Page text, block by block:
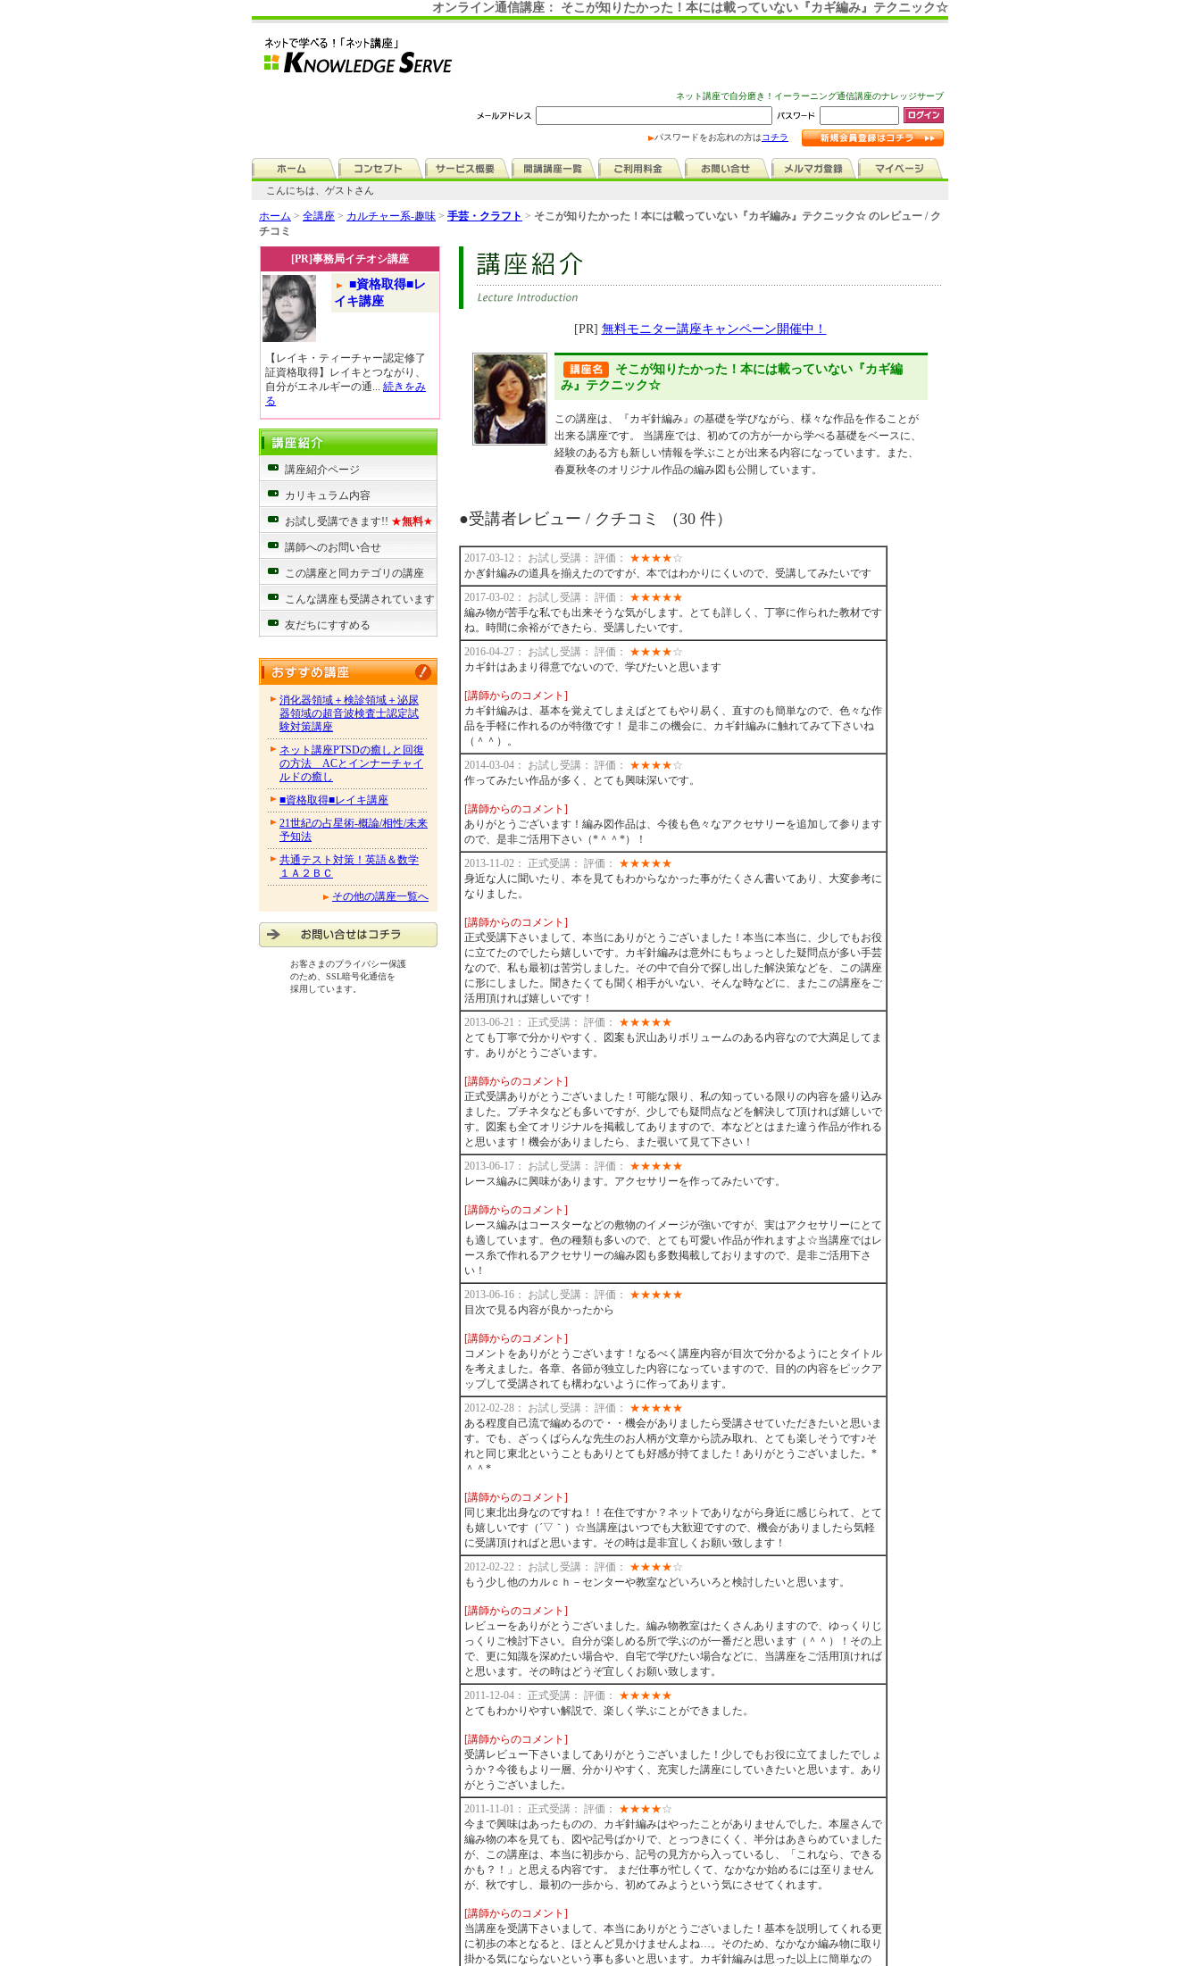
オンライン通信講座： そこが知りたかった！本には載っていない『カギ編み』テクニック☆
ネット講座で自分磨き！イーラーニング通信講座のナレッジサーブ
パスワードをお忘れの方はコチラ
こんにちは、ゲストさん
ホーム > 全講座 > カルチャー系-趣味 > 手芸・クラフト > そこが知りたかった！本には載っていない『カギ編み』テクニック☆ のレビュー / ク
チコミ
[PR]事務局イチオシ講座
■資格取得■レ
イキ講座
【レイキ・ティーチャー認定修了
証資格取得】レイキとつながり、
自分がエネルギーの通... 続きをみ
る
講座紹介ページ
カリキュラム内容
お試し受講できます!! ★無料★
講師へのお問い合せ
この講座と同カテゴリの講座
こんな講座も受講されています
友だちにすすめる
消化器領域＋検診領域＋泌尿
器領域の超音波検査士認定試
験対策講座
ネット講座PTSDの癒しと回復
の方法 ACとインナーチャイ
ルドの癒し
■資格取得■レイキ講座
21世紀の占星術-概論/相性/未来
予知法
共通テスト対策！英語＆数学
１Ａ２ＢＣ
その他の講座一覧へ
お客さまのプライバシー保護
のため、SSL暗号化通信を
採用しています。
[PR] 無料モニター講座キャンペーン開催中！
そこが知りたかった！本には載っていない『カギ編
み』テクニック☆
この講座は、『カギ針編み』の基礎を学びながら、様々な作品を作ることが
出来る講座です。 当講座では、初めての方が一から学べる基礎をベースに、
経験のある方も新しい情報を学ぶことが出来る内容になっています。また、
春夏秋冬のオリジナル作品の編み図も公開しています。
●受講者レビュー / クチコミ （30 件）
2017-03-12： お試し受講： 評価： ★★★★☆
かぎ針編みの道具を揃えたのですが、本ではわかりにくいので、受講してみたいです
2017-03-02： お試し受講： 評価： ★★★★★
編み物が苦手な私でも出来そうな気がします。とても詳しく、丁寧に作られた教材です
ね。時間に余裕ができたら、受講したいです。
2016-04-27： お試し受講： 評価： ★★★★☆
カギ針はあまり得意でないので、学びたいと思います
[講師からのコメント]
カギ針編みは、基本を覚えてしまえばとてもやり易く、直すのも簡単なので、色々な作
品を手軽に作れるのが特徴です！ 是非この機会に、カギ針編みに触れてみて下さいね
（＾＾）。
2014-03-04： お試し受講： 評価： ★★★★☆
作ってみたい作品が多く、とても興味深いです。
[講師からのコメント]
ありがとうございます！編み図作品は、今後も色々なアクセサリーを追加して参ります
ので、是非ご活用下さい（*＾＾*）！
2013-11-02： 正式受講： 評価： ★★★★★
身近な人に聞いたり、本を見てもわからなかった事がたくさん書いてあり、大変参考に
なりました。
[講師からのコメント]
正式受講下さいまして、本当にありがとうございました！本当に本当に、少しでもお役
に立てたのでしたら嬉しいです。カギ針編みは意外にもちょっとした疑問点が多い手芸
なので、私も最初は苦労しました。その中で自分で探し出した解決策などを、この講座
に形にしました。聞きたくても聞く相手がいない、そんな時などに、またこの講座をご
活用頂ければ嬉しいです！
2013-06-21： 正式受講： 評価： ★★★★★
とても丁寧で分かりやすく、図案も沢山ありボリュームのある内容なので大満足してま
す。ありがとうございます。
[講師からのコメント]
正式受講ありがとうございました！可能な限り、私の知っている限りの内容を盛り込み
ました。プチネタなども多いですが、少しでも疑問点などを解決して頂ければ嬉しいで
す。図案も全てオリジナルを掲載してありますので、本などとはまた違う作品が作れる
と思います！機会がありましたら、また覗いて見て下さい！
2013-06-17： お試し受講： 評価： ★★★★★
レース編みに興味があります。アクセサリーを作ってみたいです。
[講師からのコメント]
レース編みはコースターなどの敷物のイメージが強いですが、実はアクセサリーにとて
も適しています。色の種類も多いので、とても可愛い作品が作れますよ☆当講座ではレ
ース糸で作れるアクセサリーの編み図も多数掲載しておりますので、是非ご活用下さ
い！
2013-06-16： お試し受講： 評価： ★★★★★
目次で見る内容が良かったから
[講師からのコメント]
コメントをありがとうございます！なるべく講座内容が目次で分かるようにとタイトル
を考えました。各章、各節が独立した内容になっていますので、目的の内容をピックア
ップして受講されても構わないように作ってあります。
2012-02-28： お試し受講： 評価： ★★★★★
ある程度自己流で編めるので・・機会がありましたら受講させていただきたいと思いま
す。でも、ざっくばらんな先生のお人柄が文章から読み取れ、とても楽しそうです♪そ
れと同じ東北ということもありとても好感が持てました！ありがとうございました。*
＾＾*
[講師からのコメント]
同じ東北出身なのですね！！在住ですか？ネットでありながら身近に感じられて、とて
も嬉しいです（´▽｀）☆当講座はいつでも大歓迎ですので、機会がありましたら気軽
に受講頂ければと思います。その時は是非宜しくお願い致します！
2012-02-22： お試し受講： 評価： ★★★★☆
もう少し他のカルｃｈ－センターや教室などいろいろと検討したいと思います。
[講師からのコメント]
レビューをありがとうございました。編み物教室はたくさんありますので、ゆっくりじ
っくりご検討下さい。自分が楽しめる所で学ぶのが一番だと思います（＾＾）！その上
で、更に知識を深めたい場合や、自宅で学びたい場合などに、当講座をご活用頂ければ
と思います。その時はどうぞ宜しくお願い致します。
2011-12-04： 正式受講： 評価： ★★★★★
とてもわかりやすい解説で、楽しく学ぶことができました。
[講師からのコメント]
受講レビュー下さいましてありがとうございました！少しでもお役に立てましたでしょ
うか？今後もより一層、分かりやすく、充実した講座にしていきたいと思います。あり
がとうございました。
2011-11-01： 正式受講： 評価： ★★★★☆
今まで興味はあったものの、カギ針編みはやったことがありませんでした。本屋さんで
編み物の本を見ても、図や記号ばかりで、とっつきにくく、半分はあきらめていました
が、この講座は、本当に初歩から、記号の見方から入っているし、「これなら、できる
かも？！」と思える内容です。 まだ仕事が忙しくて、なかなか始めるには至りません
が、秋ですし、最初の一歩から、初めてみようという気にさせてくれます。
[講師からのコメント]
当講座を受講下さいまして、本当にありがとうございました！基本を説明してくれる更
に初歩の本となると、ほとんど見かけませんよね…。そのため、なかなか編み物に取り
掛かる気にならないという事も多いと思います。カギ針編みは思った以上に簡単なの